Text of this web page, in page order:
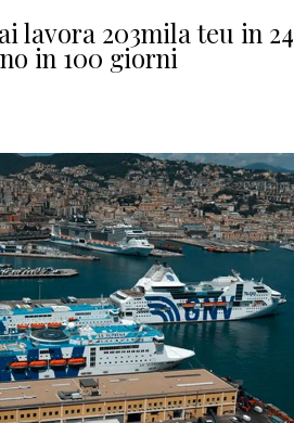
lavora 203mila teu in 24
in 100 giorni